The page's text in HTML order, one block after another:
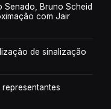
Senado, Bruno Scheid
com Jair
de sinalização